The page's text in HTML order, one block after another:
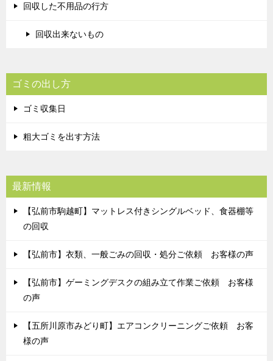
回収した不用品の行方
回収出来ないもの
ゴミの出し方
ゴミ収集日
粗大ゴミを出す方法
最新情報
【弘前市駒越町】マットレス付きシングルベッド、食器棚等
の回収
【弘前市】衣類、一般ごみの回収・処分ご依頼 お客様の声
【弘前市】ゲーミングデスクの組み立て作業ご依頼 お客様
の声
【五所川原市みどり町】エアコンクリーニングご依頼 お客
様の声